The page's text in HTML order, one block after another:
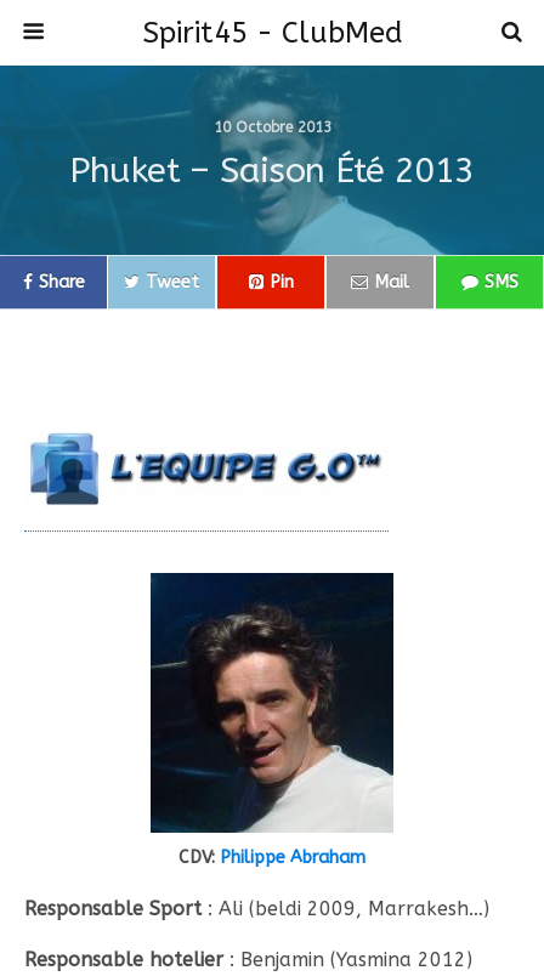
Spirit45 - ClubMed
10 Octobre 2013
Phuket – Saison Été 2013
Share Tweet Pin Mail SMS
CDV: Philippe Abraham
Responsable Sport: Ali (beldi 2009, Marrakesh…)
Responsable hotelier: Benjamin (Yasmina 2012)